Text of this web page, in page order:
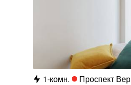
1-комн.
Проспект